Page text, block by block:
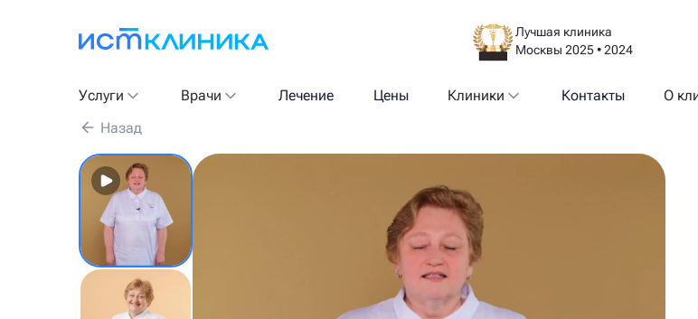
Лучшая клиника
Москвы 2025 • 2024
Услуги Врачи Лечение Цены Клиники Контакты О
Назад